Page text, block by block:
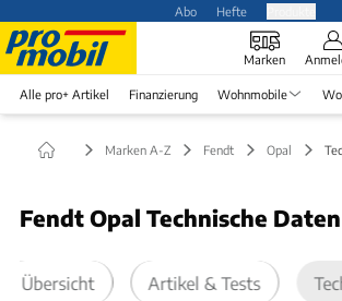
Abo Hefte
Marken
Alle pro+ Artikel Finanzierung Wohnmobile
Marken A-Z Fendt Opal
Fendt Opal Technische Daten
Übersicht Artikel & Tests